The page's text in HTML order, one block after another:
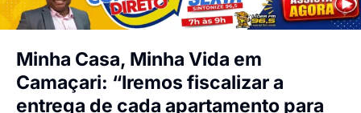
Minha Casa, Minha Vida em
Camaçari: “Iremos fiscalizar a
entrega de cada apartamento para